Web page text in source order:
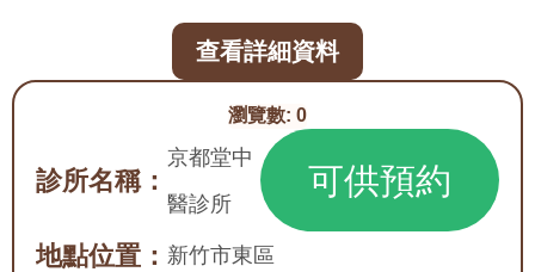
瀏覽數: 0
診所名稱：
京都堂中
醫診所
可供預約
地點位置： 新竹市東區
查看詳細資料